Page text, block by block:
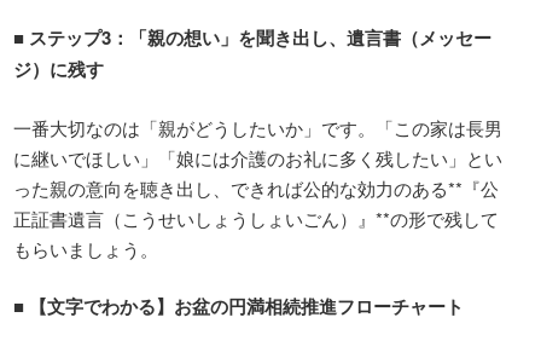
■ ステップ3 ：「親の想い」を聞き出し、遺言書（メッセー
ジ）に残す
一番大切なのは「親がどうしたいか」です。「この家は長男
に継いでほしい」「娘には介護のお礼に多く残したい」とい
った親の意向を聴き出し、できれば公的な効力のある**『公
正証書遺言（こうせいしょうしょいごん）』**の形で残して
もらいましょう。
■ 【文字でわかる】お盆の円満相続推進フローチャート